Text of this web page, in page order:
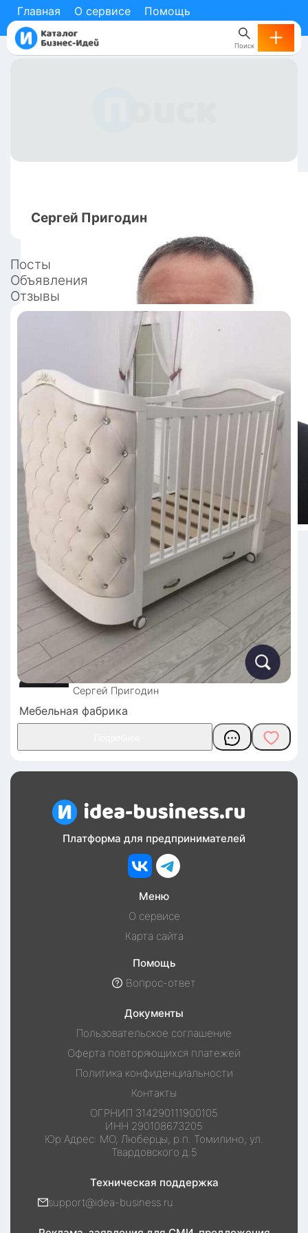
Главная О сервисе Помощь
Поиск
Сергей Пригодин
Посты
Объявления
Отзывы
Сергей Пригодин
Мебельная фабрика
Платформа для предпринимателей
Меню
О сервисе
Карта сайта
Помощь
Вопрос-ответ
Документы
Пользовательское соглашение
Оферта повторяющихся платежей
Политика конфиденциальности
Контакты
ОГРНИП 314290111900105
ИНН 290108673205
Юр.Адрес: МО, Люберцы, р.п. Томилино, ул.
Твардовского д.5
Техническая поддержка
support@idea-business.ru